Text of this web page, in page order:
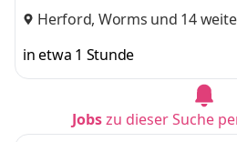
Herford, Worms und 14
in etwa 1 Stunde
Jobszu dieser Suche